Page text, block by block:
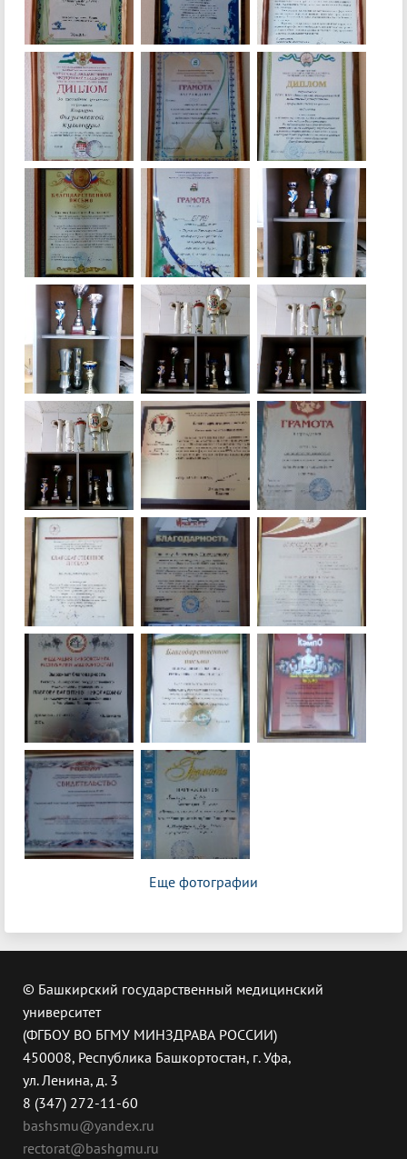
Еще фотографии
© Башкирский государственный медицинский
университет
(ФГБОУ ВО БГМУ МИНЗДРАВА РОССИИ)
450008, Республика Башкортостан, г. Уфа,
ул. Ленина, д. 3
8 (347) 272-11-60
bashsmu@yandex.ru
rectorat@bashgmu.ru